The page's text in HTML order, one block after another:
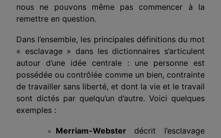
nous ne pouvons même pas commencer à la
remettre en question.
Dans l’ensemble, les principales définitions du mot
« esclavage » dans les dictionnaires s’articulent
autour d’une idée centrale : une personne est
possédée ou contrôlée comme un bien, contrainte
de travailler sans liberté, et dont la vie et le travail
sont dictés par quelqu’un d’autre. Voici quelques
exemples :
Merriam-Webster décrit l’esclavage